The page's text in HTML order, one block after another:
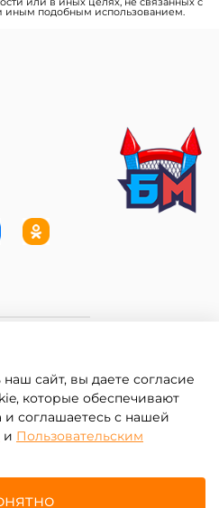
или в иных целях, не связанных с
подобным использованием.
сайт, вы даете согласие
которые обеспечивают
и соглашаетесь с нашей
и Пользовательским